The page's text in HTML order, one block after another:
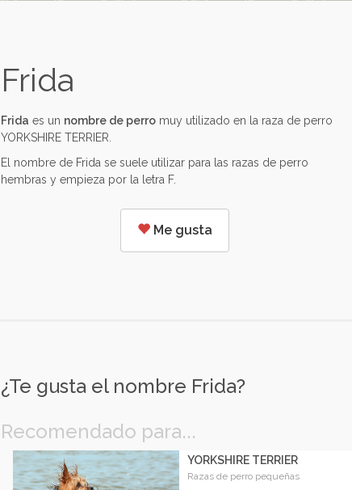
Frida
Frida es un nombre de perro muy utilizado en la raza de perro
YORKSHIRE TERRIER.
El nombre de Frida se suele utilizar para las razas de perro
hembras y empieza por la letra F.
Me gusta
¿Te gusta el nombre Frida?
Recomendado para...
YORKSHIRE TERRIER
Razas de perro pequeñas